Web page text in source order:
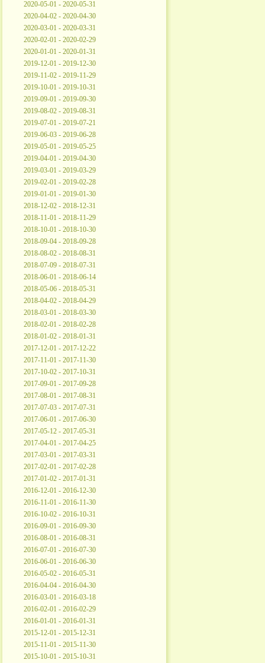
2020-05-01 - 2020-05-31
2020-04-02 - 2020-04-30
2020-03-01 - 2020-03-31
2020-02-01 - 2020-02-29
2020-01-01 - 2020-01-31
2019-12-01 - 2019-12-30
2019-11-02 - 2019-11-29
2019-10-01 - 2019-10-31
2019-09-01 - 2019-09-30
2019-08-02 - 2019-08-31
2019-07-01 - 2019-07-21
2019-06-03 - 2019-06-28
2019-05-01 - 2019-05-25
2019-04-01 - 2019-04-30
2019-03-01 - 2019-03-29
2019-02-01 - 2019-02-28
2019-01-01 - 2019-01-30
2018-12-02 - 2018-12-31
2018-11-01 - 2018-11-29
2018-10-01 - 2018-10-30
2018-09-04 - 2018-09-28
2018-08-02 - 2018-08-31
2018-07-09 - 2018-07-31
2018-06-01 - 2018-06-14
2018-05-06 - 2018-05-31
2018-04-02 - 2018-04-29
2018-03-01 - 2018-03-30
2018-02-01 - 2018-02-28
2018-01-02 - 2018-01-31
2017-12-01 - 2017-12-22
2017-11-01 - 2017-11-30
2017-10-02 - 2017-10-31
2017-09-01 - 2017-09-28
2017-08-01 - 2017-08-31
2017-07-03 - 2017-07-31
2017-06-01 - 2017-06-30
2017-05-12 - 2017-05-31
2017-04-01 - 2017-04-25
2017-03-01 - 2017-03-31
2017-02-01 - 2017-02-28
2017-01-02 - 2017-01-31
2016-12-01 - 2016-12-30
2016-11-01 - 2016-11-30
2016-10-02 - 2016-10-31
2016-09-01 - 2016-09-30
2016-08-01 - 2016-08-31
2016-07-01 - 2016-07-30
2016-06-01 - 2016-06-30
2016-05-02 - 2016-05-31
2016-04-04 - 2016-04-30
2016-03-01 - 2016-03-18
2016-02-01 - 2016-02-29
2016-01-01 - 2016-01-31
2015-12-01 - 2015-12-31
2015-11-01 - 2015-11-30
2015-10-01 - 2015-10-31